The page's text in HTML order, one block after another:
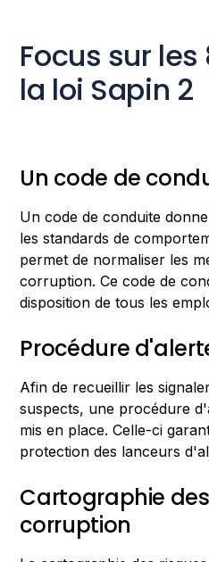
Focus sur
la loi Sapin 2
Un code de
Un code de conduite
les standards de
permet de normaliser les
corruption. Ce code de
disposition de tous les
Procédure
Afin de recueillir les
suspects, une procédure
mis en place. Celle-ci
protection des lanceurs
Cartographie
corruption